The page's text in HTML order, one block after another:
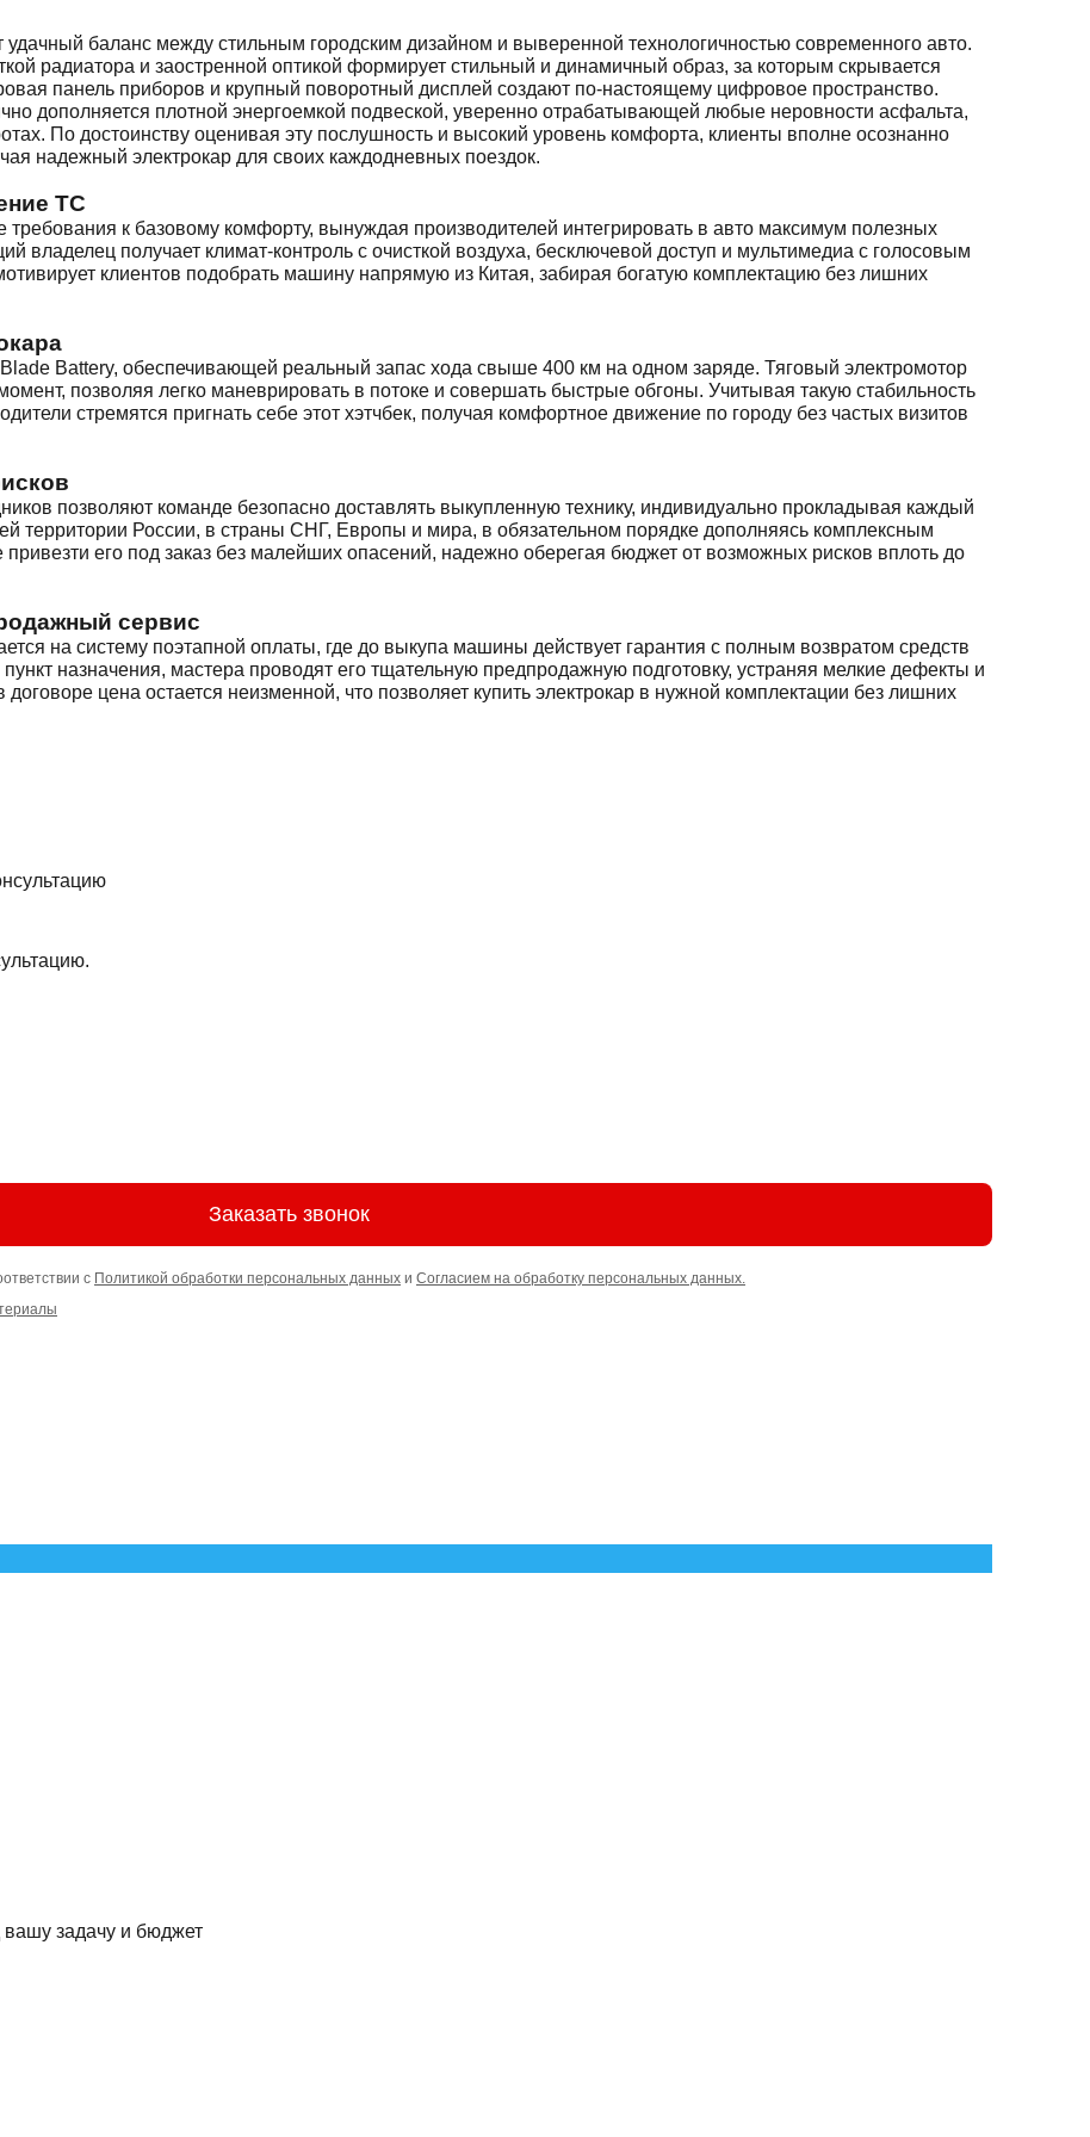
удачный баланс между стильным городским дизайном и выверенной технологичностью современного авто.
радиатора и заостренной оптикой формирует стильный и динамичный образ, за которым скрывается
панель приборов и крупный поворотный дисплей создают по-настоящему цифровое пространство.
дополняется плотной энергоемкой подвеской, уверенно отрабатывающей любые неровности асфальта,
По достоинству оценивая эту послушность и высокий уровень комфорта, клиенты вполне осознанно
надежный электрокар для своих каждодневных поездок.
ТС
требования к базовому комфорту, вынуждая производителей интегрировать в авто максимум полезных
владелец получает климат-контроль с очисткой воздуха, бесключевой доступ и мультимедиа с голосовым
клиентов подобрать машину напрямую из Китая, забирая богатую комплектацию без лишних
Battery, обеспечивающей реальный запас хода свыше 400 км на одном заряде. Тяговый электромотор
позволяя легко маневрировать в потоке и совершать быстрые обгоны. Учитывая такую стабильность
стремятся пригнать себе этот хэтчбек, получая комфортное движение по городу без частых визитов
позволяют команде безопасно доставлять выкупленную технику, индивидуально прокладывая каждый
территории России, в страны СНГ, Европы и мира, в обязательном порядке дополняясь комплексным
его под заказ без малейших опасений, надежно оберегая бюджет от возможных рисков вплоть до
сервис
на систему поэтапной оплаты, где до выкупа машины действует гарантия с полным возвратом средств
назначения, мастера проводят его тщательную предпродажную подготовку, устраняя мелкие дефекты и
цена остается неизменной, что позволяет купить электрокар в нужной комплектации без лишних
Заказать звонок
с Политикой обработки персональных данных и Согласием на обработку персональных данных.
вашу задачу и бюджет